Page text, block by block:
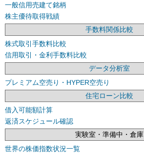
一般信用売建て銘柄
株主優待取得戦績
手数料関係比較
株式取引手数料比較
信用取引・金利手数料比較
データ分析室
プレミアム空売り・HYPER空売り
住宅ローン比較
借入可能額計算
返済スケジュール確認
実験室・準備中・倉庫
世界の株価指数状況一覧